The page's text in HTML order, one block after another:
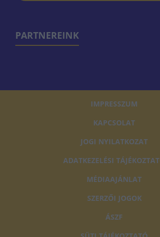
PARTNEREINK
IMPRESSZUM
KAPCSOLAT
JOGI NYILATKOZAT
ADATKEZELÉSI
MÉDIAAJÁNLAT
SZERZŐI JOGOK
ÁSZF